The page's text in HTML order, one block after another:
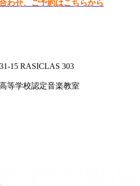
わせ、ご予約はこちらから
15 RASICLAS 303
等学校認定音楽教室